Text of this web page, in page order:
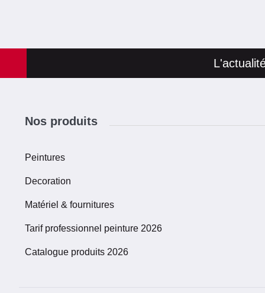
Nos produits
Peintures
Decoration
Matériel & fournitures
Tarif professionnel peinture 2026
Catalogue produits 2026